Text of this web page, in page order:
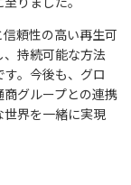
頼性の高い再生可
持続可能な方法
。今後も、グロ
グループとの連携
界を一緒に実現